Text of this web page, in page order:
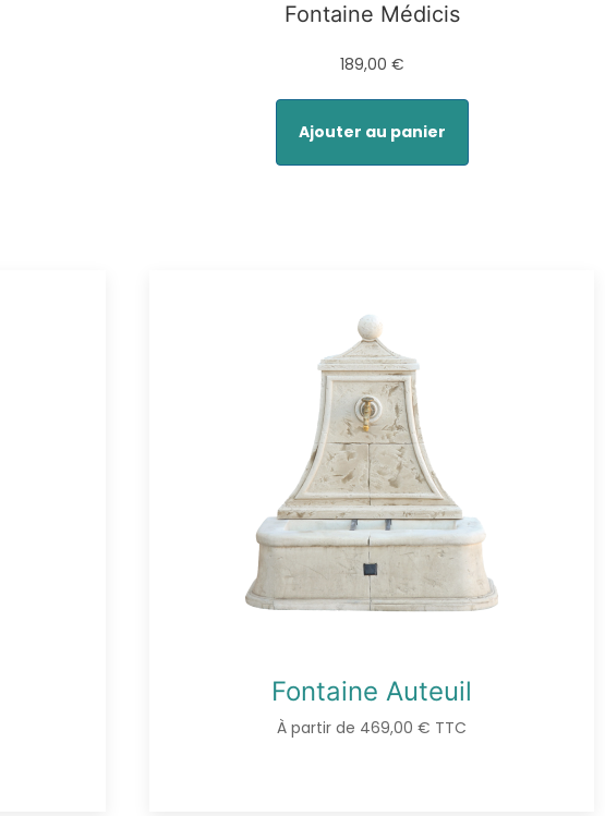
Fontaine Médicis
189,00 €
Ajouter au panier
Fontaine Auteuil
À partir de 469,00 € TTC